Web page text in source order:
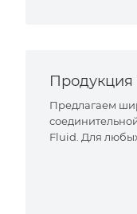
Предлагаем
Fluid. Для